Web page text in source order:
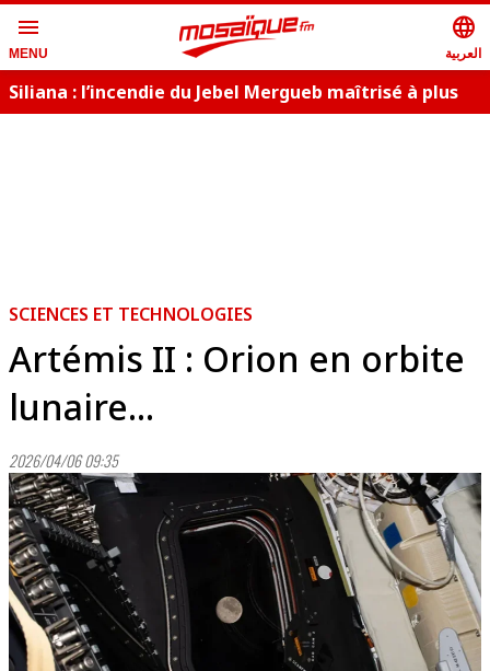
menu
MENU
language
العربية
Siliana : l’incendie du Jebel Mergueb maîtrisé à plus
SCIENCES ET TECHNOLOGIES
Artémis II : Orion en orbite
lunaire...
2026/04/06 09:35